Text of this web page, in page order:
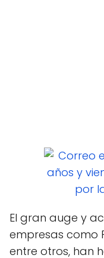
El gran auge y
empresas como
entre otros, han